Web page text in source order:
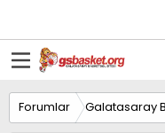
Forumlar Galatasaray